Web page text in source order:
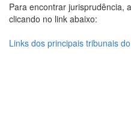
Para encontrar jurisprudência,
clicando no link abaixo:
Links dos principais tribunais